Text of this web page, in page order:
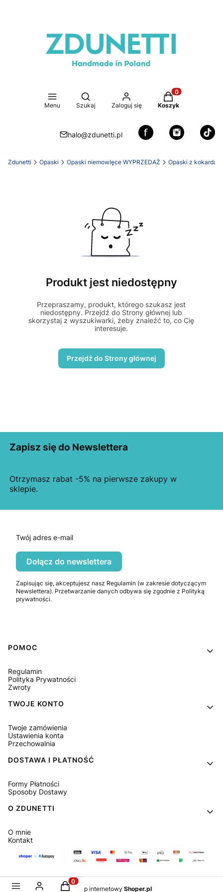
Menu
Otwórz wyszukiwarkę
Szukaj Zaloguj się
Produkty w
Koszyk
halo@zdunetti.pl
Zdunetti Opaski Opaski niemowlęce WYPRZEDAŻ
Produkt jest niedostępny
Przepraszamy, produkt, którego szukasz jest
niedostępny. Przejdź do Strony głównej lub
skorzystaj z wyszukiwarki, żeby znaleźć to, co Cię
interesuje.
Przejdź do Strony głównej
Zapisz się do Newslettera
Otrzymasz rabat -5% na pierwsze zakupy w
sklepie.
Twój adres e-mail
Dołącz do newslettera
Zapisując się, akceptujesz nasz Regulamin (w zakresie dotyczącym
Newslettera). Przetwarzanie danych odbywa się zgodnie z Polityką
prywatności.
Linki w stopce
POMOC
Regulamin
Polityka Prywatności
Zwroty
TWOJE KONTO
Twoje zamówienia
Ustawienia konta
Przechowalnia
DOSTAWA I PŁATNOŚĆ
Formy Płatności
Sposoby Dostawy
O ZDUNETTI
O mnie
Kontakt
Sklep internetowy Shoper.pl
Produkty w koszyku: 0. Zobacz szczegóły